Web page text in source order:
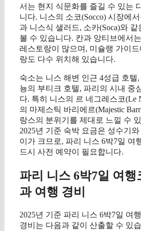
서는 현지 식문화를 즐길 수 있는
니다. 니스의 소코(Socco) 시장에
과 니스식 샐러드, 소카(Soca)와
볼 수 있습니다. 칸과 앙티브에서
레스토랑이 많으며, 미슐랭 가이
랑도 다수 위치해 있습니다.
숙소는 니스 해변 인근 4성급 호텔,
뇽의 부티크 호텔, 파리의 시내 중
다. 특히 니스의 르 네그레스코(Le
의 마제스틱 바리에르(Majestic
랑스의 분위기를 제대로 느낄 수
2025년 기준 숙박 요금은 성수기
이가 크므로, 파리 니스 6박7일 여
드시 사전 예약이 필요합니다.
파리 니스 6박7일 여행
과 여행 경비
2025년 기준 파리 니스 6박7일 여
경비는 다음과 같이 산출할 수 있